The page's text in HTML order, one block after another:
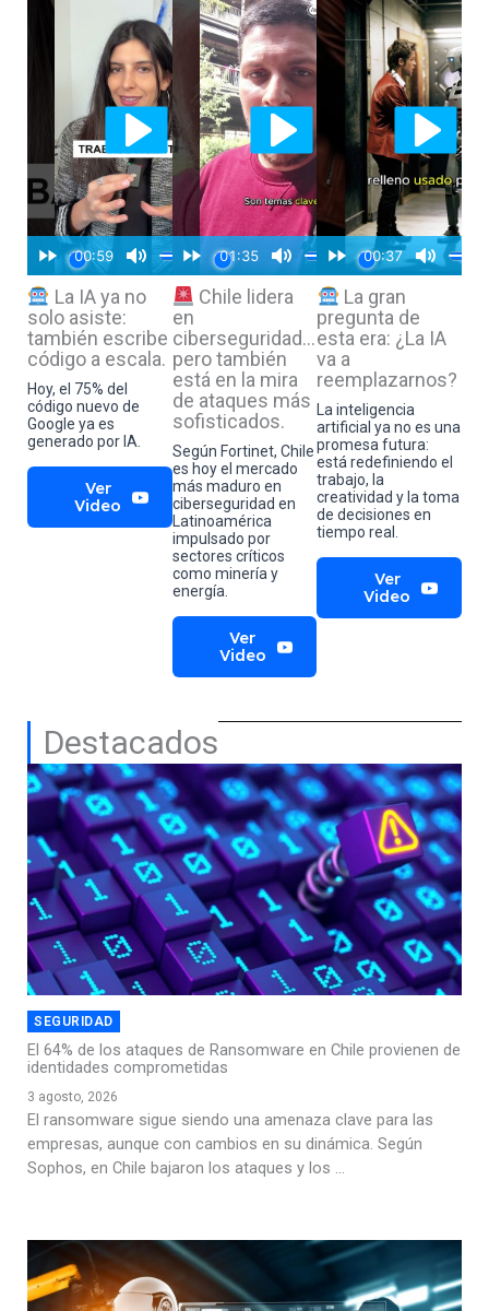
La IA ya no
solo asiste:
también escribe
código a escala.
Hoy, el 75% del
código nuevo de
Google ya es
generado por IA.
Ver
Video
Chile lidera
en
ciberseguridad…
pero también
está en la mira
de ataques más
sofisticados.
Según Fortinet, Chile
es hoy el mercado
más maduro en
ciberseguridad en
Latinoamérica
impulsado por
sectores críticos
como minería y
energía.
Ver
Video
La gran
pregunta de
esta era: ¿La IA
va a
reemplazarnos?
La inteligencia
artificial ya no es una
promesa futura:
está redefiniendo el
trabajo, la
creatividad y la toma
de decisiones en
tiempo real.
Ver
Video
Destacados
SEGURIDAD
El 64% de los ataques de Ransomware en Chile provienen de
identidades comprometidas
3 agosto, 2026
El ransomware sigue siendo una amenaza clave para las
empresas, aunque con cambios en su dinámica. Según
Sophos, en Chile bajaron los ataques y los ...